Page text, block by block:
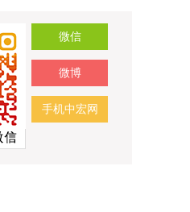
微信
微博
手机中宏网